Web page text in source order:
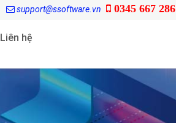
support@ssoftware.vn 0345 667 286
Liên hệ